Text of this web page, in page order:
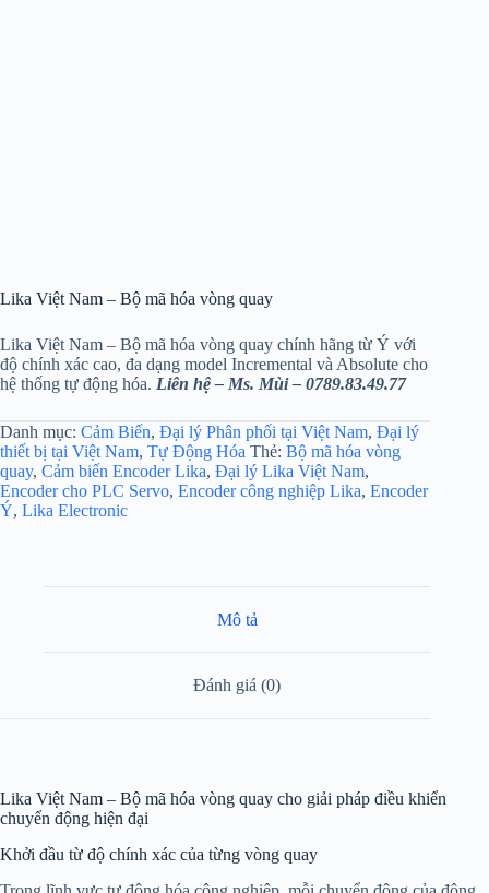
Lika Việt Nam – Bộ mã hóa vòng quay
Lika Việt Nam – Bộ mã hóa vòng quay chính hãng từ Ý với
độ chính xác cao, đa dạng model Incremental và Absolute cho
hệ thống tự động hóa. Liên hệ – Ms. Mùi – 0789.83.49.77
Danh mục: Cảm Biến, Đại lý Phân phối tại Việt Nam, Đại lý
thiết bị tại Việt Nam, Tự Động Hóa Thẻ: Bộ mã hóa vòng
quay, Cảm biến Encoder Lika, Đại lý Lika Việt Nam,
Encoder cho PLC Servo, Encoder công nghiệp Lika, Encoder
Ý, Lika Electronic
Mô tả
Đánh giá (0)
Lika Việt Nam – Bộ mã hóa vòng quay cho giải pháp điều khiển
chuyển động hiện đại
Khởi đầu từ độ chính xác của từng vòng quay